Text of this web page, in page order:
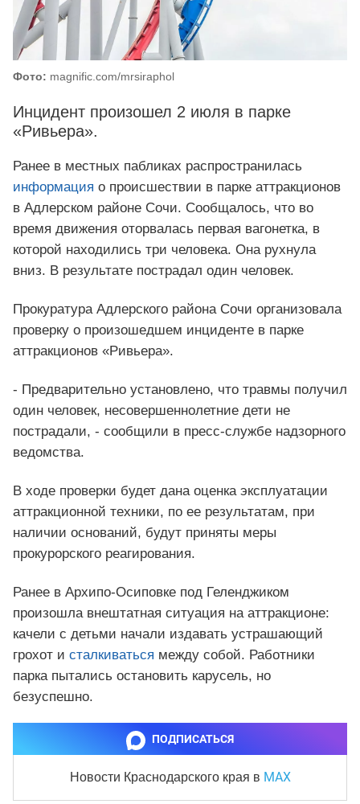
Фото: magnific.com/mrsiraphol
Инцидент произошел 2 июля в парке
«Ривьера».
Ранее в местных пабликах распространилась
информация о происшествии в парке аттракционов
в Адлерском районе Сочи. Сообщалось, что во
время движения оторвалась первая вагонетка, в
которой находились три человека. Она рухнула
вниз. В результате пострадал один человек.
Прокуратура Адлерского района Сочи организовала
проверку о произошедшем инциденте в парке
аттракционов «Ривьера».
- Предварительно установлено, что травмы получил
один человек, несовершеннолетние дети не
пострадали, - сообщили в пресс-службе надзорного
ведомства.
В ходе проверки будет дана оценка эксплуатации
аттракционной техники, по ее результатам, при
наличии оснований, будут приняты меры
прокурорского реагирования.
Ранее в Архипо-Осиповке под Геленджиком
произошла внештатная ситуация на аттракционе:
качели с детьми начали издавать устрашающий
грохот и сталкиваться между собой. Работники
парка пытались остановить карусель, но
безуспешно.
ПОДПИСАТЬСЯ
Новости Краснодарского края в MAX